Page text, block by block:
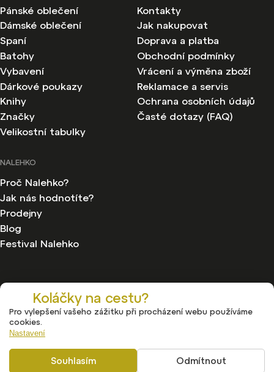
Koláčky na cestu?
Pro vylepšení vašeho zážitku při procházení webu používáme
cookies.
Nastavení
Odmítnout
Souhlasím
Pánské oblečení
Dámské oblečení
Spaní
Batohy
Vybavení
Dárkové poukazy
Knihy
Značky
Velikostní tabulky
Kontakty
Jak nakupovat
Doprava a platba
Obchodní podmínky
Vrácení a výměna zboží
Reklamace a servis
Ochrana osobních údajů
Časté dotazy (FAQ)
NALEHKO
Proč Nalehko?
Jak nás hodnotíte?
Prodejny
Blog
Festival Nalehko
Copyright 2026
. Všechna práva vyhrazena.
Upravit nastavení cookies